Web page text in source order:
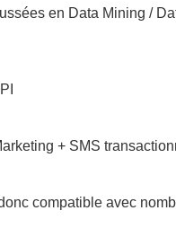
en Data Mining /
+ SMS
compatible avec